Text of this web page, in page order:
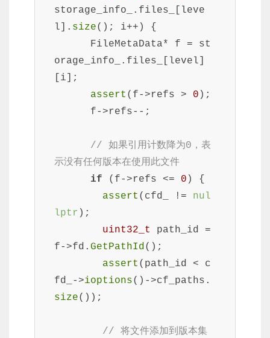
storage_info_.files_[leve
l]. size(); i++) {
orage_info_.files_[level]
[i];
assert (f->refs > 0 );
// 如果引用计数降为0，表
示没有任何版本在使用此文件
if (f->refs <= 0 ) {
assert (cfd_ != nul
lptr );
uint32_t path_id =
f->fd. GetPathId();
assert (path_id < c
fd_->ioptions()->cf_paths.
size());
// 将文件添加到版本集